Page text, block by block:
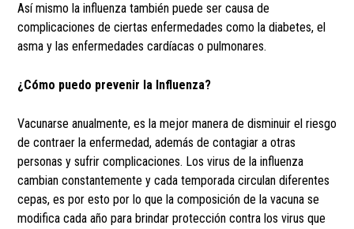
Así mismo la influenza también puede ser causa de
complicaciones de ciertas enfermedades como la diabetes, el
asma y las enfermedades cardíacas o pulmonares.
¿Cómo puedo prevenir la Influenza?
Vacunarse anualmente, es la mejor manera de disminuir el riesgo
de contraer la enfermedad, además de contagiar a otras
personas y sufrir complicaciones. Los virus de la influenza
cambian constantemente y cada temporada circulan diferentes
cepas, es por esto por lo que la composición de la vacuna se
modifica cada año para brindar protección contra los virus que